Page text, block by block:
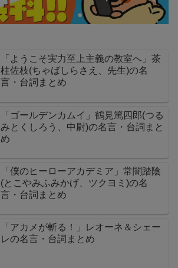
「ようこそ実力至上主義の教室へ」茶
柱佐枝(ちゃばしらさえ、先生)の名
言・台詞まとめ
「ゴールデンカムイ」鶴見篤四郎(つる
みとくしろう、中尉)の名言・台詞まと
め
「僕のヒーローアカデミア」常闇踏陰
(とこやみふみかげ、ツクヨミ)の名
言・台詞まとめ
「アカメが斬る！」レオーネ＆シェー
レの名言・台詞まとめ